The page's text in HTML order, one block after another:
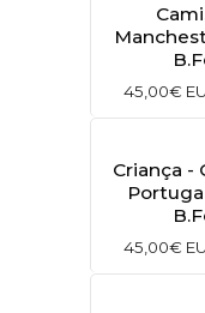
45,00€
Criança -
45,00€